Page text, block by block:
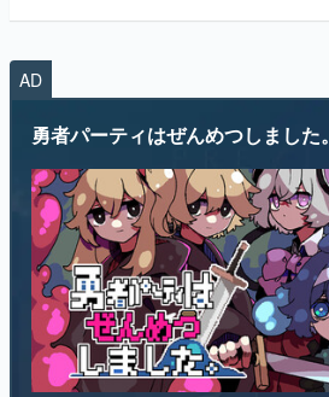
AD
勇者パーティはぜんめつしました。